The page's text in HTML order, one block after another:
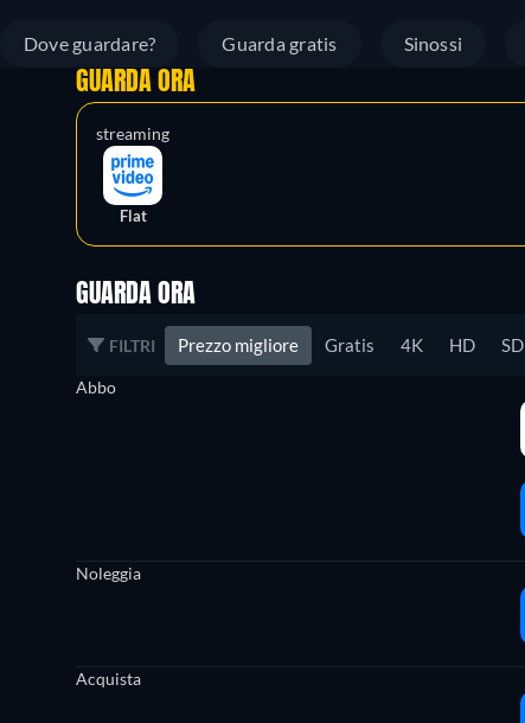
Dove guardare? Guarda gratis Sinossi
GUARDA ORA
streaming
Flat
GUARDA ORA
FILTRI Prezzo migliore Gratis 4K HD SD
Abbo
Noleggia
Acquista